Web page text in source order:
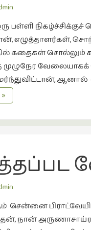
பள்ளி
எழுத்தாளர்கள்,
கதைகள் சொல்லும்
ஆனால்
சென்னை
நான்